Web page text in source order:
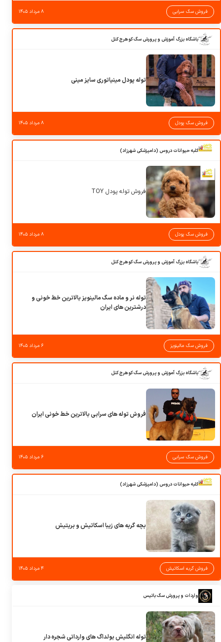
فروش سگ سرابی ۸ مرداد ۱۴۰۵
باشگاه بزرگ آموزش و پرورش سگ کوهرج کنل
توله پودل مینیاتوری سایز مینی
فروش سگ پودل ۸ مرداد ۱۴۰۵
کلبه حیوانات دروس (دامپزشکی شهرزاد)
فروش توله پودل TOY
فروش سگ پودل ۸ مرداد ۱۴۰۵
باشگاه بزرگ آموزش و پرورش سگ کوهرج کنل
توله نر و ماده سگ مالینویز بالاترین خط خونی و
درشترین های ایران
فروش سگ مالینویز ۶ مرداد ۱۴۰۵
باشگاه بزرگ آموزش و پرورش سگ کوهرج کنل
فروش توله های سرابی بالاترین خط خونی ایران
فروش سگ سرابی ۶ مرداد ۱۴۰۵
کلبه حیوانات دروس (دامپزشکی شهرزاد)
بچه گربه های زیبا اسکاتیش و بریتیش
فروش گربه اسکاتیش ۴ مرداد ۱۴۰۵
واردات و پرورش سگ باتیس
توله انگلیش بولداگ های وارداتی شجره دار